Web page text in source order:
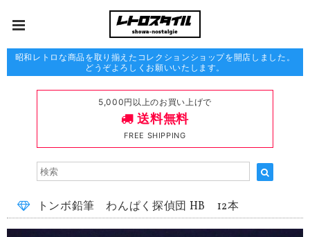
昭和レトロな商品を取り揃えたコレクションショップを開店しました。
どうぞよろしくお願いいたします。
5,000円以上のお買い上げで
送料無料
FREE SHIPPING
トンボ鉛筆 わんぱく探偵団 HB 12本